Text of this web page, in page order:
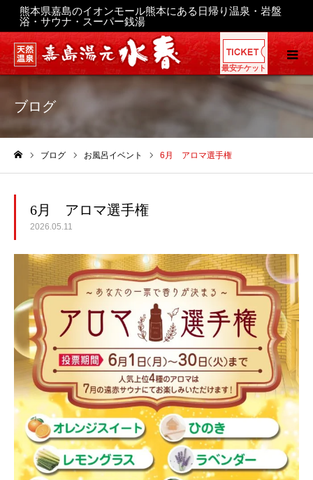
熊本県嘉島のイオンモール熊本にある日帰り温泉・岩盤
浴・サウナ・スーパー銭湯
最安チケット
ブログ
ブログ お風呂イベント 6月 アロマ選手権
6月 アロマ選手権
2026.05.11